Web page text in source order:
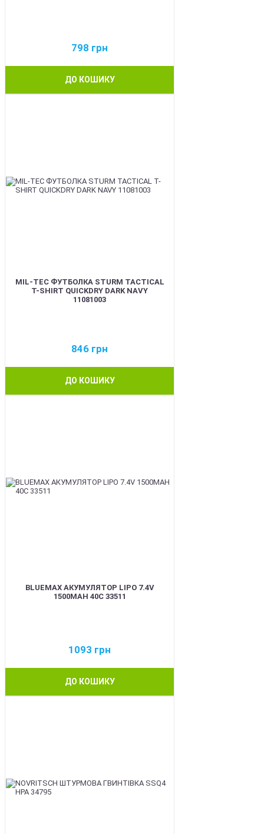
798 грн
ДО КОШИКУ
MIL-TEC ФУТБОЛКА STURM TACTICAL
T-SHIRT QUICKDRY DARK NAVY
11081003
846 грн
ДО КОШИКУ
BLUEMAX АКУМУЛЯТОР LIPO 7.4V
1500MAH 40C 33511
1093 грн
ДО КОШИКУ